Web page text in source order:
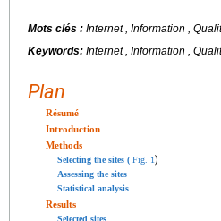
Mots clés : Internet , Information ,
Keywords: Internet , Information ,
Plan
Résumé
Introduction
Methods
Selecting the sites ( Fig. 1)
Assessing the sites
Statistical analysis
Results
Selected sites